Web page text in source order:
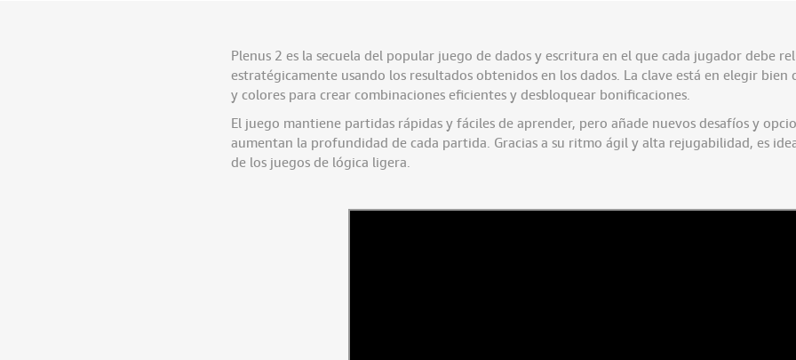
Plenus 2 es la secuela del popular juego de dados y escritura en el que cada jugador debe
estratégicamente usando los resultados obtenidos en los dados. La clave está en elegir bien
y colores para crear combinaciones eficientes y desbloquear bonificaciones.
El juego mantiene partidas rápidas y fáciles de aprender, pero añade nuevos desafíos y
aumentan la profundidad de cada partida. Gracias a su ritmo ágil y alta rejugabilidad, es
de los juegos de lógica ligera.